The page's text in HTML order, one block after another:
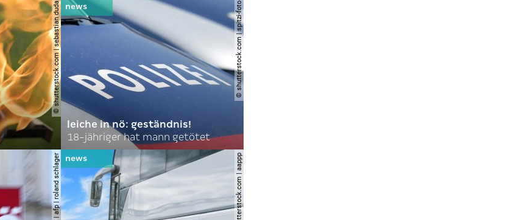
© shutterstock.com | sebastian duda © shutterstock.com | spitzi-foto
leiche in nö: geständnis!
18-jähriger hat mann getötet
© apa | afp | roland schlager © shutterstock.com | aappp